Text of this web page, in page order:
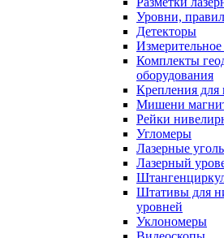
Уровни,
Детекторы
Измерительное
Комплекты
оборудования
Крепления для
Мишени
Рейки
Угломеры
Лазерные
Лазерный
Штативы для
уровней
Уклономеры